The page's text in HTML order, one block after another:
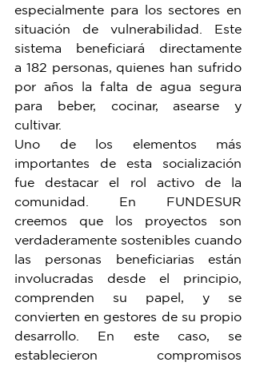
especialmente para los sectores en
situación de vulnerabilidad. Este
sistema beneficiará directamente
a 182 personas, quienes han sufrido
por años la falta de agua segura
para beber, cocinar, asearse y
cultivar.
Uno de los elementos más
importantes de esta socialización
fue destacar el rol activo de la
comunidad. En FUNDESUR
creemos que los proyectos son
verdaderamente sostenibles cuando
las personas beneficiarias están
involucradas desde el principio,
comprenden su papel, y se
convierten en gestores de su propio
desarrollo. En este caso, se
establecieron compromisos